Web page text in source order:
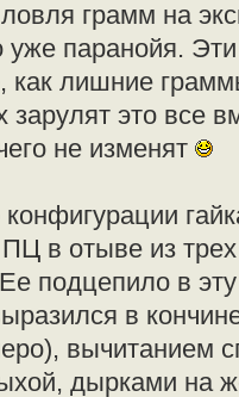
грамм на
уже паранойя.
как лишние
зарулят это все
не изменят
в отыве из
Ее подцепило в
в
вычитанием
дырками на